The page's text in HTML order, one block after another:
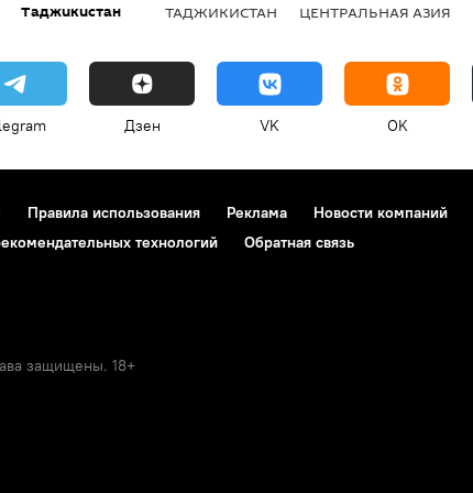
Таджикистан ТАДЖИКИСТАН ЦЕНТРАЛЬНАЯ АЗИЯ
Дзен VK OK
Правила использования Реклама Новости компаний
технологий
Обратная связь
защищены. 18+